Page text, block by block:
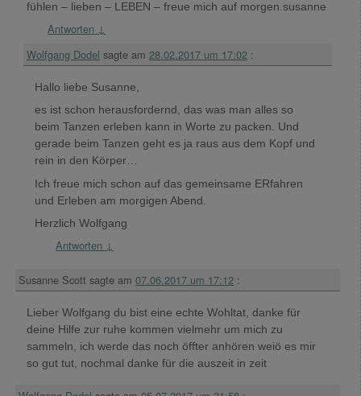
fühlen – lieben – LEBEN – freue mich auf morgen.susanne
Antworten ↓
Wolfgang Dodel sagte am 28.02.2017 um 17:02 :
Hallo liebe Susanne,
es ist schon herausfordernd, das was man alles so
beim Tanzen erleben kann in Worte zu packen. Und
gerade beim Tanzen geht es ja raus aus dem Kopf und
rein in den Körper…
Ich freue mich schon auf das gemeinsame ERfahren
und Erleben am morgigen Abend.
Herzlich Wolfgang
Antworten ↓
Susanne Scott sagte am 07.06.2017 um 17:12 :
Lieber Wolfgang du bist eine echte Wohltat, danke für
deine Hilfe zur ruhe kommen vielmehr um mich zu
sammeln, ich werde das noch öffter anhören weiö es mir
so gut tut, nochmal danke für die auszeit in zeit